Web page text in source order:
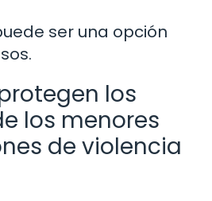
ser una opción
los
los menores
de violencia